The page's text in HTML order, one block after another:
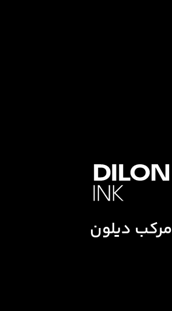
مرکب دیلون